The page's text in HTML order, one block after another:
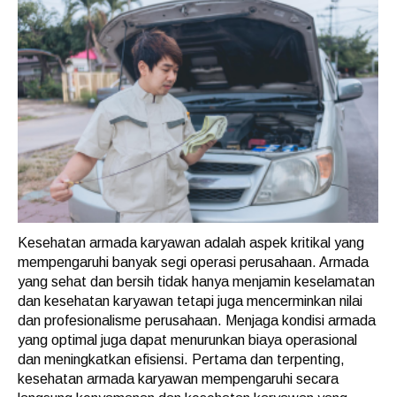
Kesehatan armada karyawan adalah aspek kritikal yang
mempengaruhi banyak segi operasi perusahaan. Armada
yang sehat dan bersih tidak hanya menjamin keselamatan
dan kesehatan karyawan tetapi juga mencerminkan nilai
dan profesionalisme perusahaan. Menjaga kondisi armada
yang optimal juga dapat menurunkan biaya operasional
dan meningkatkan efisiensi. Pertama dan terpenting,
kesehatan armada karyawan mempengaruhi secara